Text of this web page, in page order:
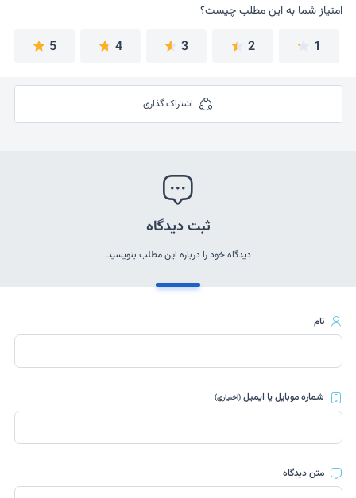
امتیاز شما به این مطلب چیست؟
امتیاز شما به این مطلب چیست؟
1
2
3
4
5
اشتراک گذاری
ثبت دیدگاه
دیدگاه خود را درباره این مطلب بنویسید.
نام
شماره موبایل یا ایمیل(اختیاری)
متن دیدگاه